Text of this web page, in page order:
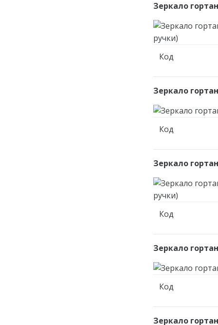
Зеркало
Код
Зеркало
Код
Зеркало
Код
Зеркало
Код
Зеркало